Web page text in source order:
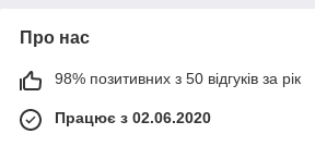
Про нас
98% позитивних з 50 відгуків за рік
Працює з 02.06.2020